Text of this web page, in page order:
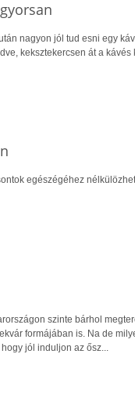
nagyon jól tud esni egy
keksztekercsen át a
egészégéhez
szinte bárhol
formájában is. Na de
jól induljon az ősz...